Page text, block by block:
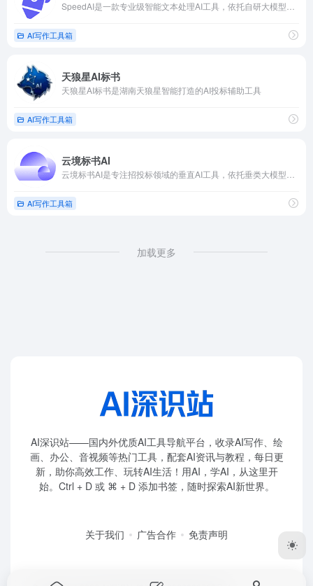
AI写作工具箱
天狼星AI标书
天狼星AI标书是湖南天狼星智能打造的AI投标辅助工具
AI写作工具箱
云境标书AI
AI写作工具箱
加载更多
AI深识站——国内外优质AI工具导航平台，收录AI写作、绘
画、办公、音视频等热门工具，配套AI资讯与教程，每日更
新，助你高效工作、玩转AI生活！用AI，学AI，从这里开
始。Ctrl + D 或 ⌘ + D 添加书签，随时探索AI新世界。
关于我们 广告合作 免责声明